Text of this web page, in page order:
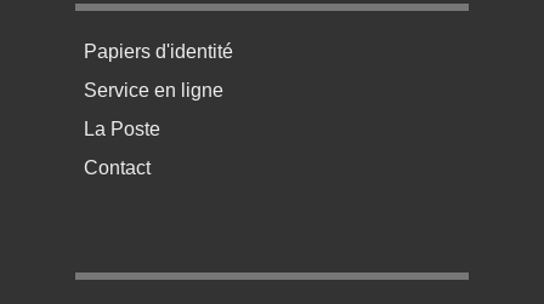
Menu pratique bas de page 1
Papiers d'identité
Service en ligne
La Poste
Contact
Menu pratique bas de page 2